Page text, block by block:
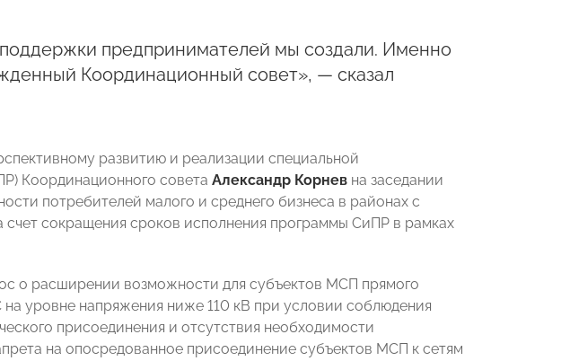
предпринимателей мы создали. Именно
Координационный совет», — сказал
развитию и реализации специальной
Координационного совета Александр Корнев на заседании
потребителей малого и среднего бизнеса в районах с
счет сокращения сроков исполнения программы СиПР в рамках
о расширении возможности для субъектов МСП прямого
уровне напряжения ниже 110 кВ при условии соблюдения
присоединения и отсутствия необходимости
на опосредованное присоединение субъектов МСП к сетям